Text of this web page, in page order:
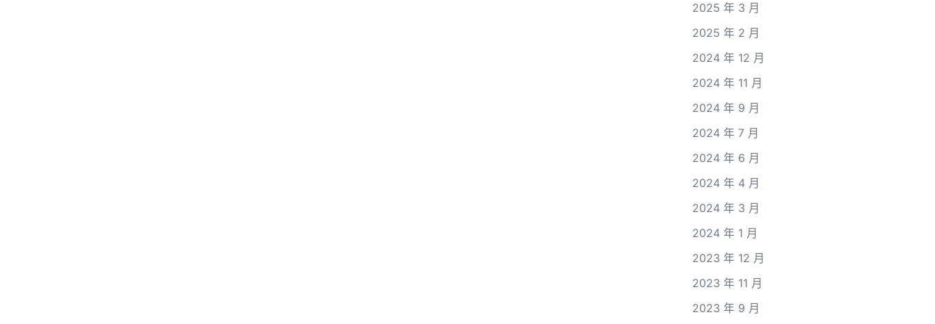
2025 年 3 月
2025 年 2 月
2024 年 12 月
2024 年 11 月
2024 年 9 月
2024 年 7 月
2024 年 6 月
2024 年 4 月
2024 年 3 月
2024 年 1 月
2023 年 12 月
2023 年 11 月
2023 年 9 月